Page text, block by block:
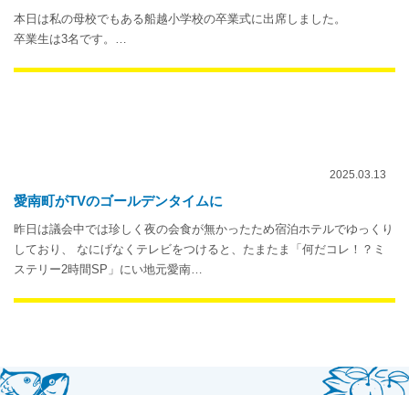
本日は私の母校でもある船越小学校の卒業式に出席しました。
卒業生は3名です。…
2025.03.13
愛南町がTVのゴールデンタイムに
昨日は議会中では珍しく夜の会食が無かったため宿泊ホテルでゆっくり
しており、 なにげなくテレビをつけると、たまたま「何だコレ！？ミ
ステリー2時間SP」にい地元愛南…